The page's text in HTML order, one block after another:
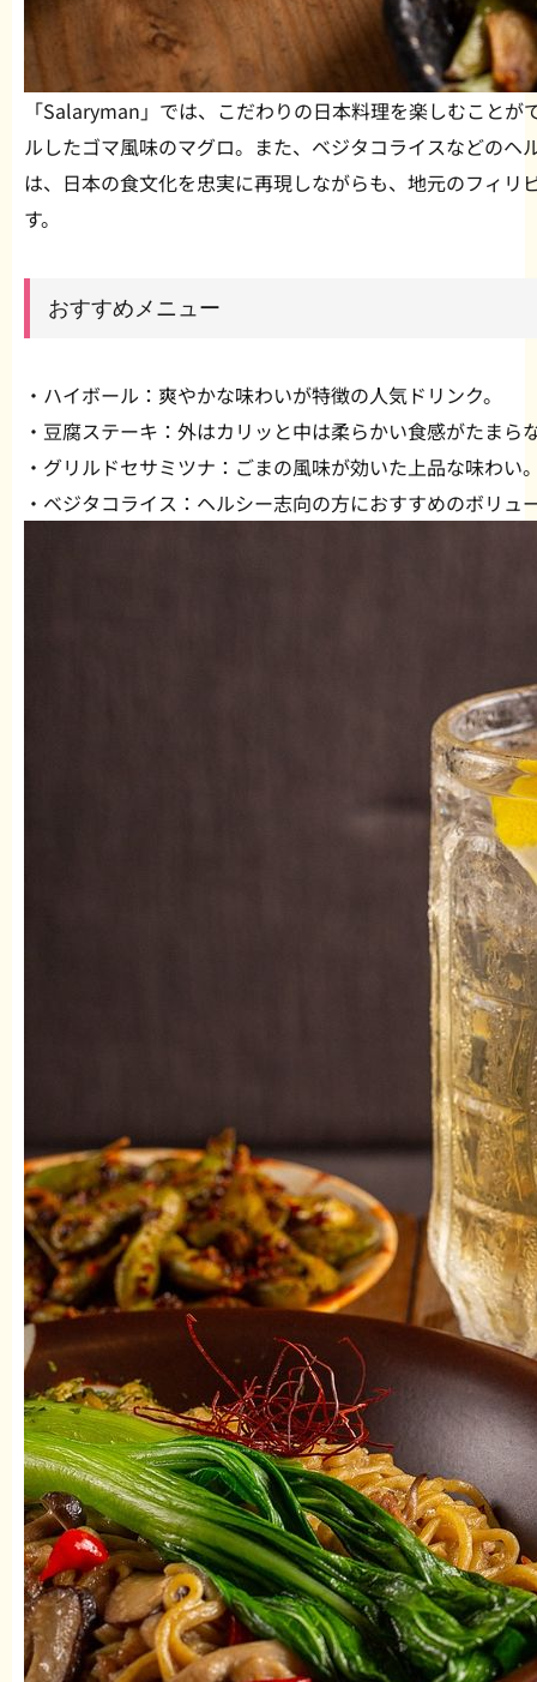
「Salaryman」では、こだわりの日本料理を楽しむこと
ルしたゴマ風味のマグロ。また、ベジタコライスなどのヘ
は、日本の食文化を忠実に再現しながらも、地元のフィリ
す。
おすすめメニュー
・ハイボール：爽やかな味わいが特徴の人気ドリンク。
・豆腐ステーキ：外はカリッと中は柔らかい食感がたまら
・グリルドセサミツナ：ごまの風味が効いた上品な味わい
・ベジタコライス：ヘルシー志向の方におすすめのボリュ